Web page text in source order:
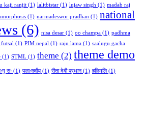
kaji ranjit (1) lalitbistar (1) lujaw singh (1) madab raj
(1) narmadeswor pradhan (1) national
(6) nisa desar (1) oo champa (1) padhma
(1) PIM nepal (1) raju lama (1) saalugu gacha
(1) STML (1) theme (2) theme demo
सः (1) पलाःख्वाँय्(1) रीता देवी प्रधान(1) हलिमलि(1)